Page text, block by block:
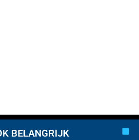
BELANGRIJK